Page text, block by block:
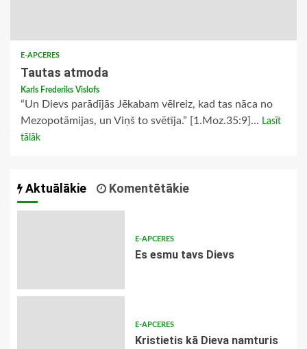
E-APCERES
Tautas atmoda
Karls Frederiks Vislofs
“Un Dievs parādījās Jēkabam vēlreiz, kad tas nāca no
Mezopotāmijas, un Viņš to svētīja.” [1.Moz.35:9]... Lasīt
tālāk
Aktuālākie Komentētākie
E-APCERES
Es esmu tavs Dievs
E-APCERES
Kristietis kā Dieva namturis